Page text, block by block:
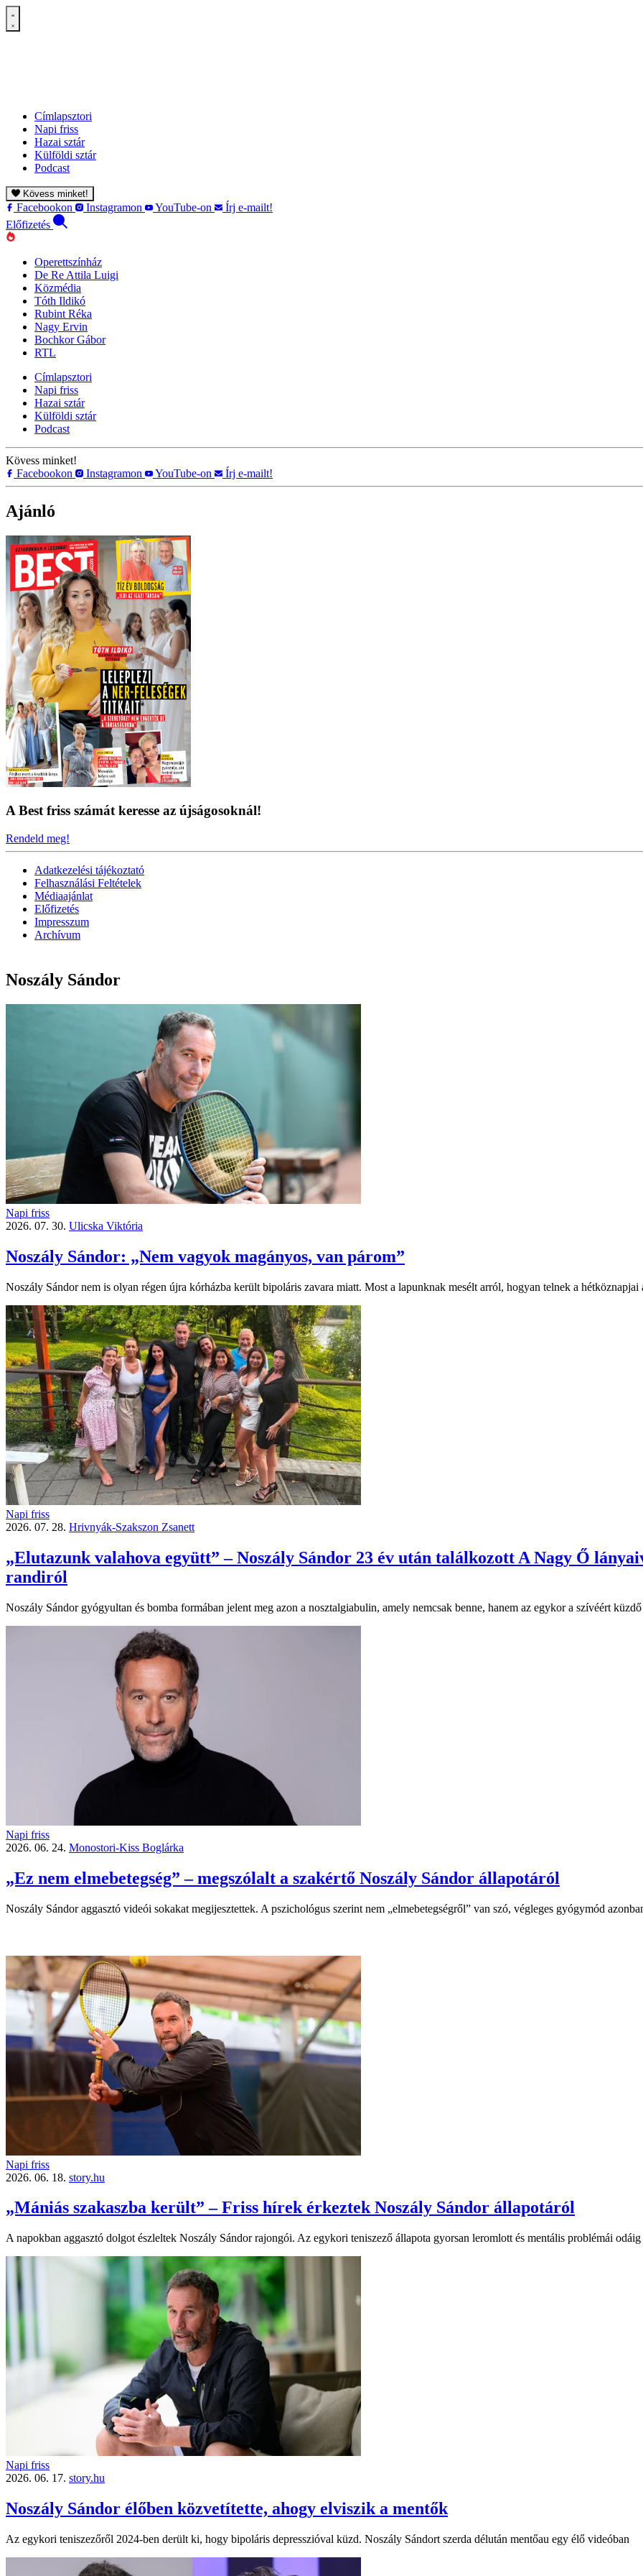
Címlapsztori
Napi friss
Hazai sztár
Külföldi sztár
Podcast
Kövess minket!
Facebookon Instagramon YouTube-on
Írj e-mailt!
Előfizetés
Operettszínház
De Re Attila Luigi
Közmédia
Tóth Ildikó
Rubint Réka
Nagy Ervin
Bochkor Gábor
RTL
Címlapsztori
Napi friss
Hazai sztár
Külföldi sztár
Podcast
Kövess minket!
Facebookon
Instagramon YouTube-on Írj e-mailt!
Ajánló
A Best friss számát keresse az újságosoknál!
Rendeld meg!
Adatkezelési tájékoztató
Felhasználási Feltételek
Médiaajánlat
Előfizetés
Impresszum
Archívum
Noszály Sándor
Napi friss
2026. 07. 30. Ulicska Viktória
Noszály Sándor: „Nem vagyok magányos, van párom”
Noszály Sándor nem is olyan régen újra kórházba került bipoláris zavara miatt. Most a lapunknak mesélt arról, hogyan telnek a hétköznapjai
Napi friss
2026. 07. 28. Hrivnyák-Szakszon Zsanett
„Elutazunk valahova együtt” – Noszály Sándor 23 év után találkozott A Nagy Ő
randiról
Noszály Sándor gyógyultan és bomba formában jelent meg azon a nosztalgiabulin, amely nemcsak benne, hanem az egykor a szívéért
Napi friss
2026. 06. 24. Monostori-Kiss Boglárka
„Ez nem elmebetegség” – megszólalt a szakértő Noszály Sándor állapotáról
Noszály Sándor aggasztó videói sokakat megijesztettek. A pszichológus szerint nem „elmebetegségről” van szó, végleges gyógymód
Napi friss
2026. 06. 18. story.hu
„Mániás szakaszba került” – Friss hírek érkeztek Noszály Sándor állapotáról
A napokban aggasztó dolgot észleltek Noszály Sándor rajongói. Az egykori teniszező állapota gyorsan leromlott és mentális problémái
Napi friss
2026. 06. 17. story.hu
Noszály Sándor élőben közvetítette, ahogy elviszik a mentők
Az egykori teniszezőről 2024-ben derült ki, hogy bipoláris depresszióval küzd. Noszály Sándort szerda délután mentőau egy élő videóban